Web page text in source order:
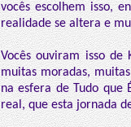
vocês escolhem isso,
realidade se altera e
Vocês ouviram isso de
muitas moradas,
na esfera de Tudo que
real, que esta jornada